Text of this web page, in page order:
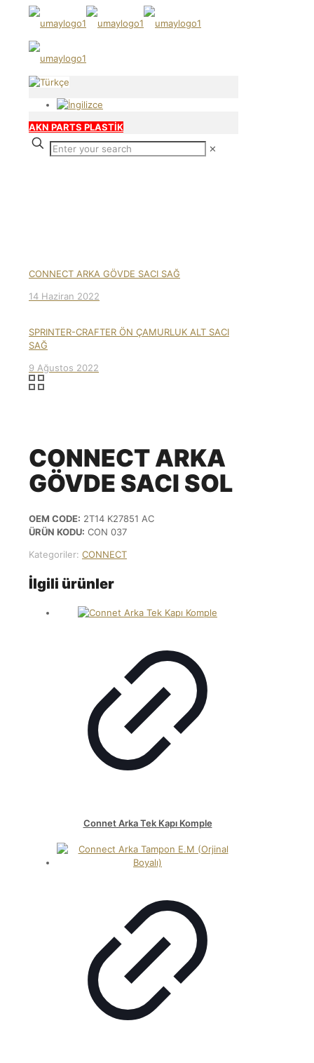
AKN PARTS PLASTİK
✕
CONNECT ARKA GÖVDE SACI SAĞ
14 Haziran 2022
SPRINTER-CRAFTER ÖN ÇAMURLUK ALT SACI
SAĞ
9 Ağustos 2022
CONNECT ARKA
GÖVDE SACI SOL
OEM CODE: 2T14 K27851 AC
ÜRÜN KODU: CON 037
Kategoriler: CONNECT
İlgili ürünler
Connet Arka Tek Kapı Komple